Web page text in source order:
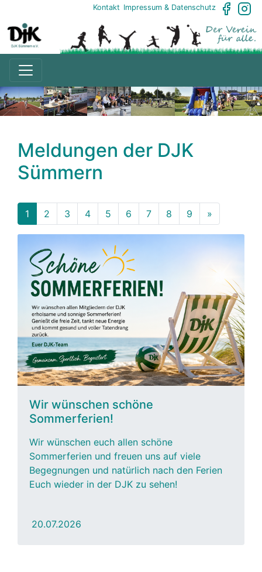
Kontakt Impressum & Datenschutz
Meldungen der DJK
Sümmern
1 2 3 4 5 6 7 8 9 »
Wir wünschen schöne
Sommerferien!
Wir wünschen euch allen schöne
Sommerferien und freuen uns auf viele
Begegnungen und natürlich nach den Ferien
Euch wieder in der DJK zu sehen!
20.07.2026